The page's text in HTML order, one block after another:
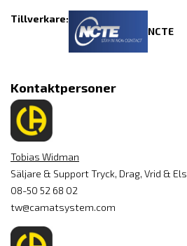
Tillverkare:
NCTE
Kontaktpersoner
Tobias Widman
Säljare & Support Tryck, Drag, Vrid &
08-50 52 68 02
tw@camatsystem.com